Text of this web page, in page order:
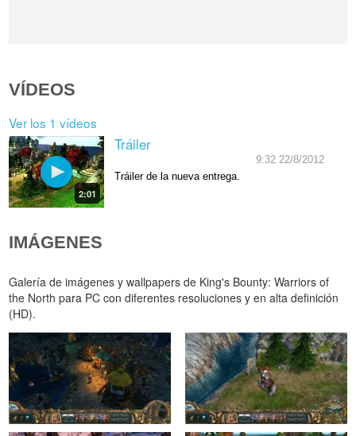
VÍDEOS
Ver los 1 vídeos
2:01
Tráiler
9:32 22/8/2012
Tráiler de la nueva entrega.
IMÁGENES
Galería de imágenes y wallpapers de King's Bounty: Warriors of
the North para PC con diferentes resoluciones y en alta definición
(HD).